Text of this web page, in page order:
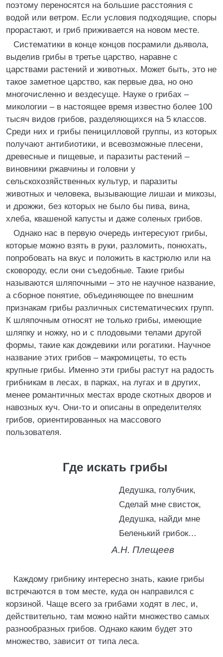
поэтому переносятся на большие расстояния с
водой или ветром. Если условия подходящие, споры
прорастают, и гриб приживается на новом месте.
Систематики в конце концов посрамили дьявола,
выделив грибы в третье царство, наравне с
царствами растений и животных. Может быть, это не
такое заметное царство, как первые два, но оно
многочисленно и вездесуще. Науке о грибах –
микологии – в настоящее время известно более 100
тысяч видов грибов, разделяющихся на 5 классов.
Среди них и грибы пеницилловой группы, из которых
получают антибиотики, и всевозможные плесени,
древесные и пищевые, и паразиты растений –
виновники ржавчины и головни у
сельскохозяйственных культур, и паразиты
животных и человека, вызывающие лишаи и микозы,
и дрожжи, без которых не было бы пива, вина,
хлеба, квашеной капусты и даже соленых грибов.
Однако нас в первую очередь интересуют грибы,
которые можно взять в руки, разломить, понюхать,
попробовать на вкус и положить в кастрюлю или на
сковороду, если они съедобные. Такие грибы
называются шляпочными – это не научное название,
а сборное понятие, объединяющее по внешним
признакам грибы различных систематических групп.
К шляпочным относят не только грибы, имеющие
шляпку и ножку, но и с плодовыми телами другой
формы, такие как дождевики или рогатики. Научное
название этих грибов – макромицеты, то есть
крупные грибы. Именно эти грибы растут на радость
грибникам в лесах, в парках, на лугах и в других,
менее романтичных местах вроде скотных дворов и
навозных куч. Они-то и описаны в определителях
грибов, ориентированных на массового
пользователя.
Где искать грибы
Дедушка, голубчик,
Сделай мне свисток,
Дедушка, найди мне
Беленький грибок…
А.Н. Плещеев
Каждому грибнику интересно знать, какие грибы
встречаются в том месте, куда он направился с
корзиной. Чаще всего за грибами ходят в лес, и,
действительно, там можно найти множество самых
разнообразных грибов. Однако каким будет это
множество, зависит от типа леса.